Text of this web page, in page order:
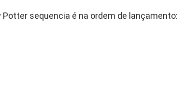
sequencia é na ordem de lançamento: